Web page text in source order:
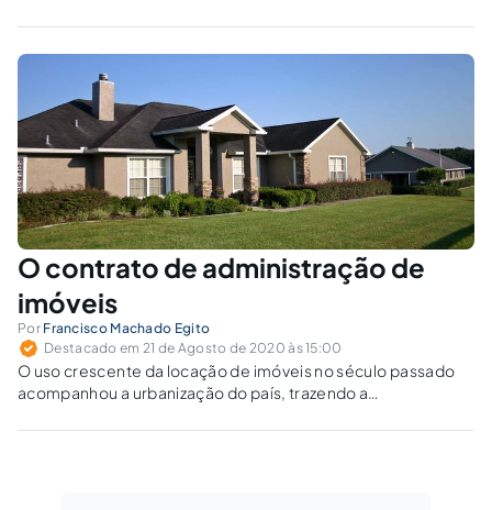
prática do ato.
O contrato de administração de
imóveis
Por Francisco Machado Egito
Destacado em 21 de Agosto de 2020 às 15:00
O uso crescente da locação de imóveis no século passado
acompanhou a urbanização do país, trazendo a
atividade de intermediação imobiliária e o surgimento do